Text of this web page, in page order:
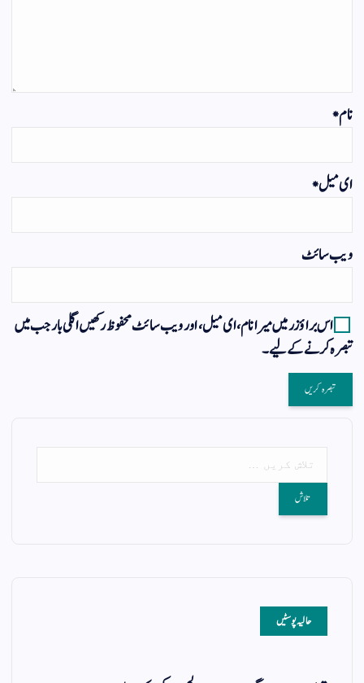
نام*
ای میل*
ویب‌ سائٹ
اس براؤزر میں میرا نام، ای میل، اور ویب سائٹ محفوظ رکھیں اگلی بار جب میں
تبصرہ کرنے کےلیے۔
حالیہ پوسٹیں